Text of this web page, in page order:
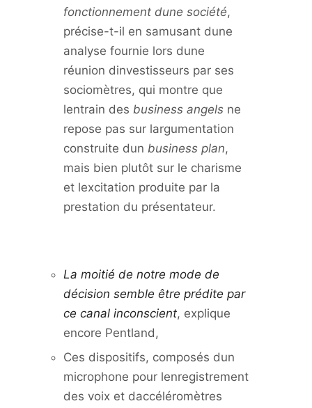
fonctionnement dune société,
précise-t-il en samusant dune
analyse fournie lors dune
réunion dinvestisseurs par ses
sociomètres, qui montre que
lentrain des business angels ne
repose pas sur largumentation
construite dun business plan,
mais bien plutôt sur le charisme
et lexcitation produite par la
prestation du présentateur.
La moitié de notre mode de
décision semble être prédite par
ce canal inconscient, explique
encore Pentland,
Ces dispositifs, composés dun
microphone pour lenregistrement
des voix et daccéléromètres